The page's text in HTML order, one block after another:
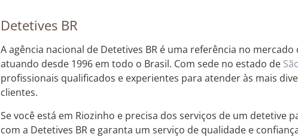
Detetives BR
A agência nacional de Detetives BR é uma referência no
atuando desde 1996 em todo o Brasil. Com sede no estado de
profissionais qualificados e experientes para atender às mais
clientes.
Se você está em Riozinho e precisa dos serviços de um detetive
com a Detetives BR e garanta um serviço de qualidade e